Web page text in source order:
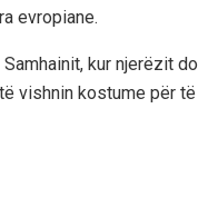
evropiane.
kur njerëzit do
vishnin kostume për të